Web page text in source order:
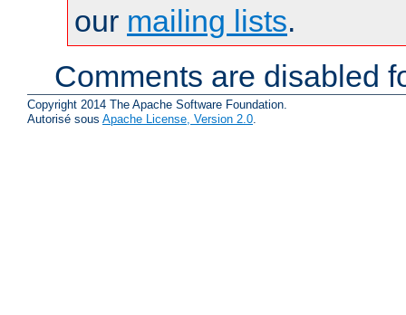
our mailing lists.
Comments are disabled
Copyright 2014 The Apache Software Foundation.
Autorisé sous Apache License, Version 2.0